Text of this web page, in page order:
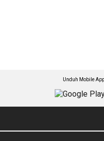
Unduh Mobile